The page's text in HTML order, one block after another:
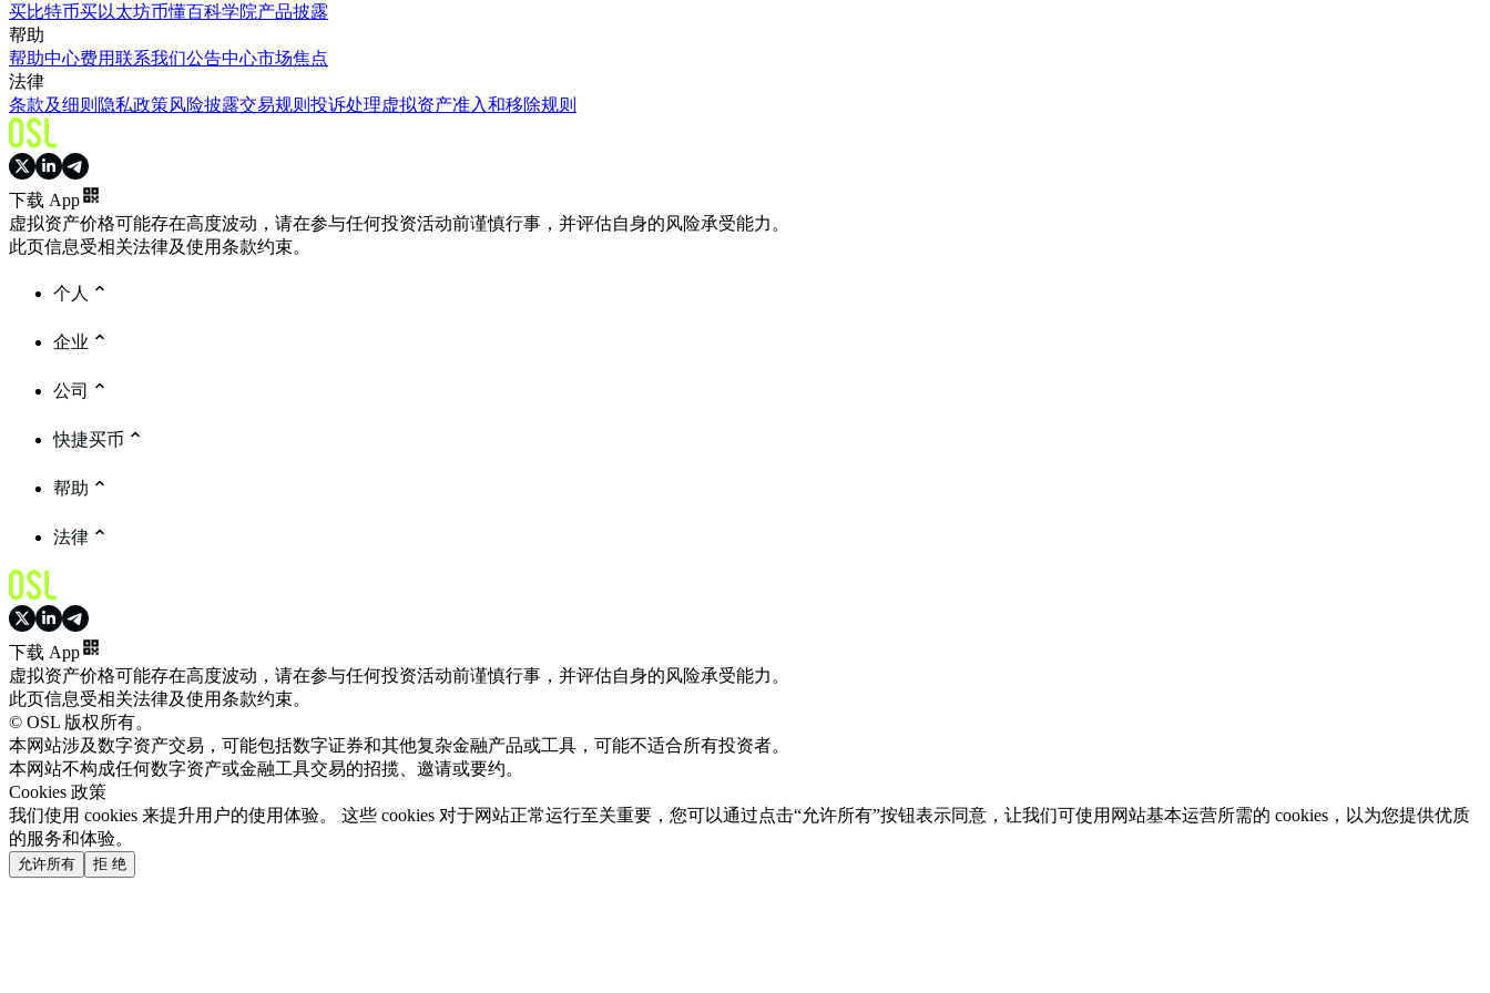
买比特币买以太坊币懂百科学院产品披露
帮助
帮助中心费用联系我们公告中心市场焦点
法律
条款及细则 隐私政策风险披露交易规则 投诉处理虚拟资产准入和移除规则
下载 App
虚拟资产价格可能存在高度波动，请在参与任何投资活动前谨慎行事，并评估自身的风险承受能力。
此页信息受相关法律及使用条款约束。
个人
企业
公司
快捷买币
帮助
法律
下载 App
虚拟资产价格可能存在高度波动，请在参与任何投资活动前谨慎行事，并评估自身的风险承受能力。
此页信息受相关法律及使用条款约束。
© OSL 版权所有。
本网站涉及数字资产交易，可能包括数字证券和其他复杂金融产品或工具，可能不适合所有投资者。
本网站不构成任何数字资产或金融工具交易的招揽、邀请或要约。
Cookies 政策
我们使用 cookies 来提升用户的使用体验。 这些 cookies 对于网站正常运行至关重要，您可以通过点击“允许所有”按钮表示同意，让我们可使用网站基本运营所需的 cookies，以为您提供优质
的服务和体验。
允许所有 拒 绝